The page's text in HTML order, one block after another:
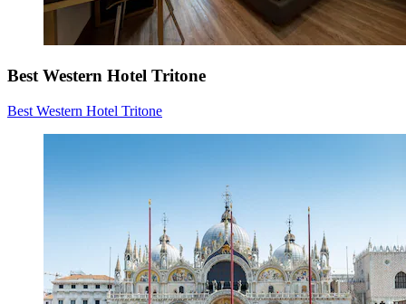
Best Western Hotel Tritone
Best Western Hotel Tritone